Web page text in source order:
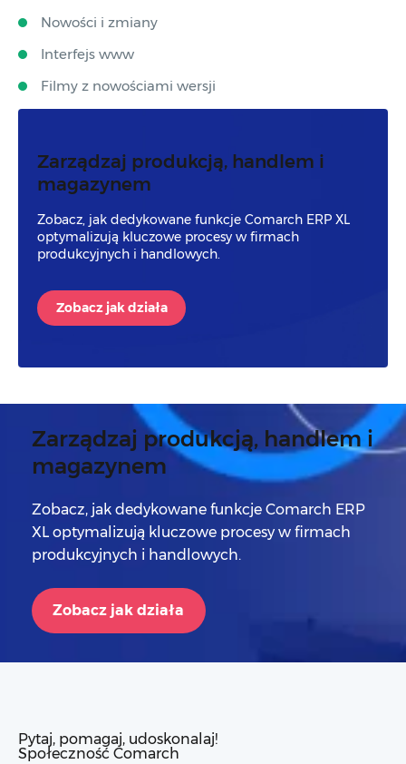
Nowości i zmiany
Interfejs www
Filmy z nowościami wersji
Zarządzaj produkcją, handlem i
magazynem
Zobacz, jak dedykowane funkcje Comarch ERP XL
optymalizują kluczowe procesy w firmach
produkcyjnych i handlowych.
Zobacz jak działa
Zarządzaj produkcją, handlem i
magazynem
Zobacz, jak dedykowane funkcje Comarch ERP
XL optymalizują kluczowe procesy w firmach
produkcyjnych i handlowych.
Zobacz jak działa
Pytaj, pomagaj, udoskonalaj!
Społeczność Comarch